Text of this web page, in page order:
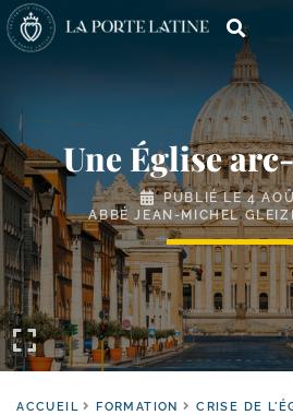
Une Église
PUBLIÉ LE4
ABBÉ JEAN-MICHEL
ACCUEIL FORMATION CRISE DE